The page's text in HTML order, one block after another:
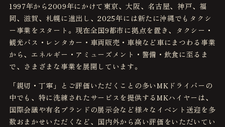
1997年から2009年にかけて東京、大阪、名古屋、神戸、福
岡、滋賀、札幌に進出し、2025年には新たに沖縄でもタクシ
ー事業をスタート。現在全国9都市に拠点を置き、タクシー・
観光バス・レンタカー・車両販売・車検など車にまつわる事業
から、エネルギー・アミューズメント・警備・飲食に至るま
で、さまざまな事業を展開しています。
「親切・丁寧」とご評価いただくことの多いMKドライバーの
中でも、特に洗練されたサービスを提供するMKハイヤーは、
国際会議や有名ブランドの展示会など様々なイベント送迎を多
数おまかせいただくなど、国内外から高い評価をいただいてい